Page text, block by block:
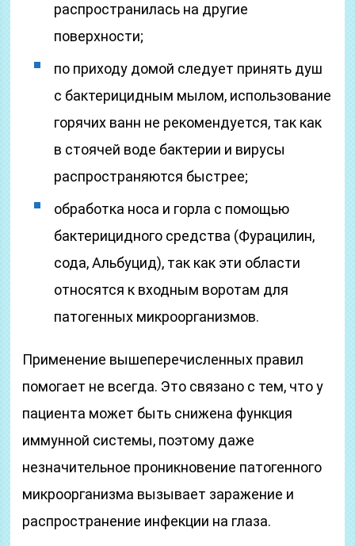
распространилась на другие
поверхности;
по приходу домой следует принять душ
с бактерицидным мылом, использование
горячих ванн не рекомендуется, так как
в стоячей воде бактерии и вирусы
распространяются быстрее;
обработка носа и горла с помощью
бактерицидного средства (Фурацилин,
сода, Альбуцид), так как эти области
относятся к входным воротам для
патогенных микроорганизмов.
Применение вышеперечисленных правил
помогает не всегда. Это связано с тем, что у
пациента может быть снижена функция
иммунной системы, поэтому даже
незначительное проникновение патогенного
микроорганизма вызывает заражение и
распространение инфекции на глаза.